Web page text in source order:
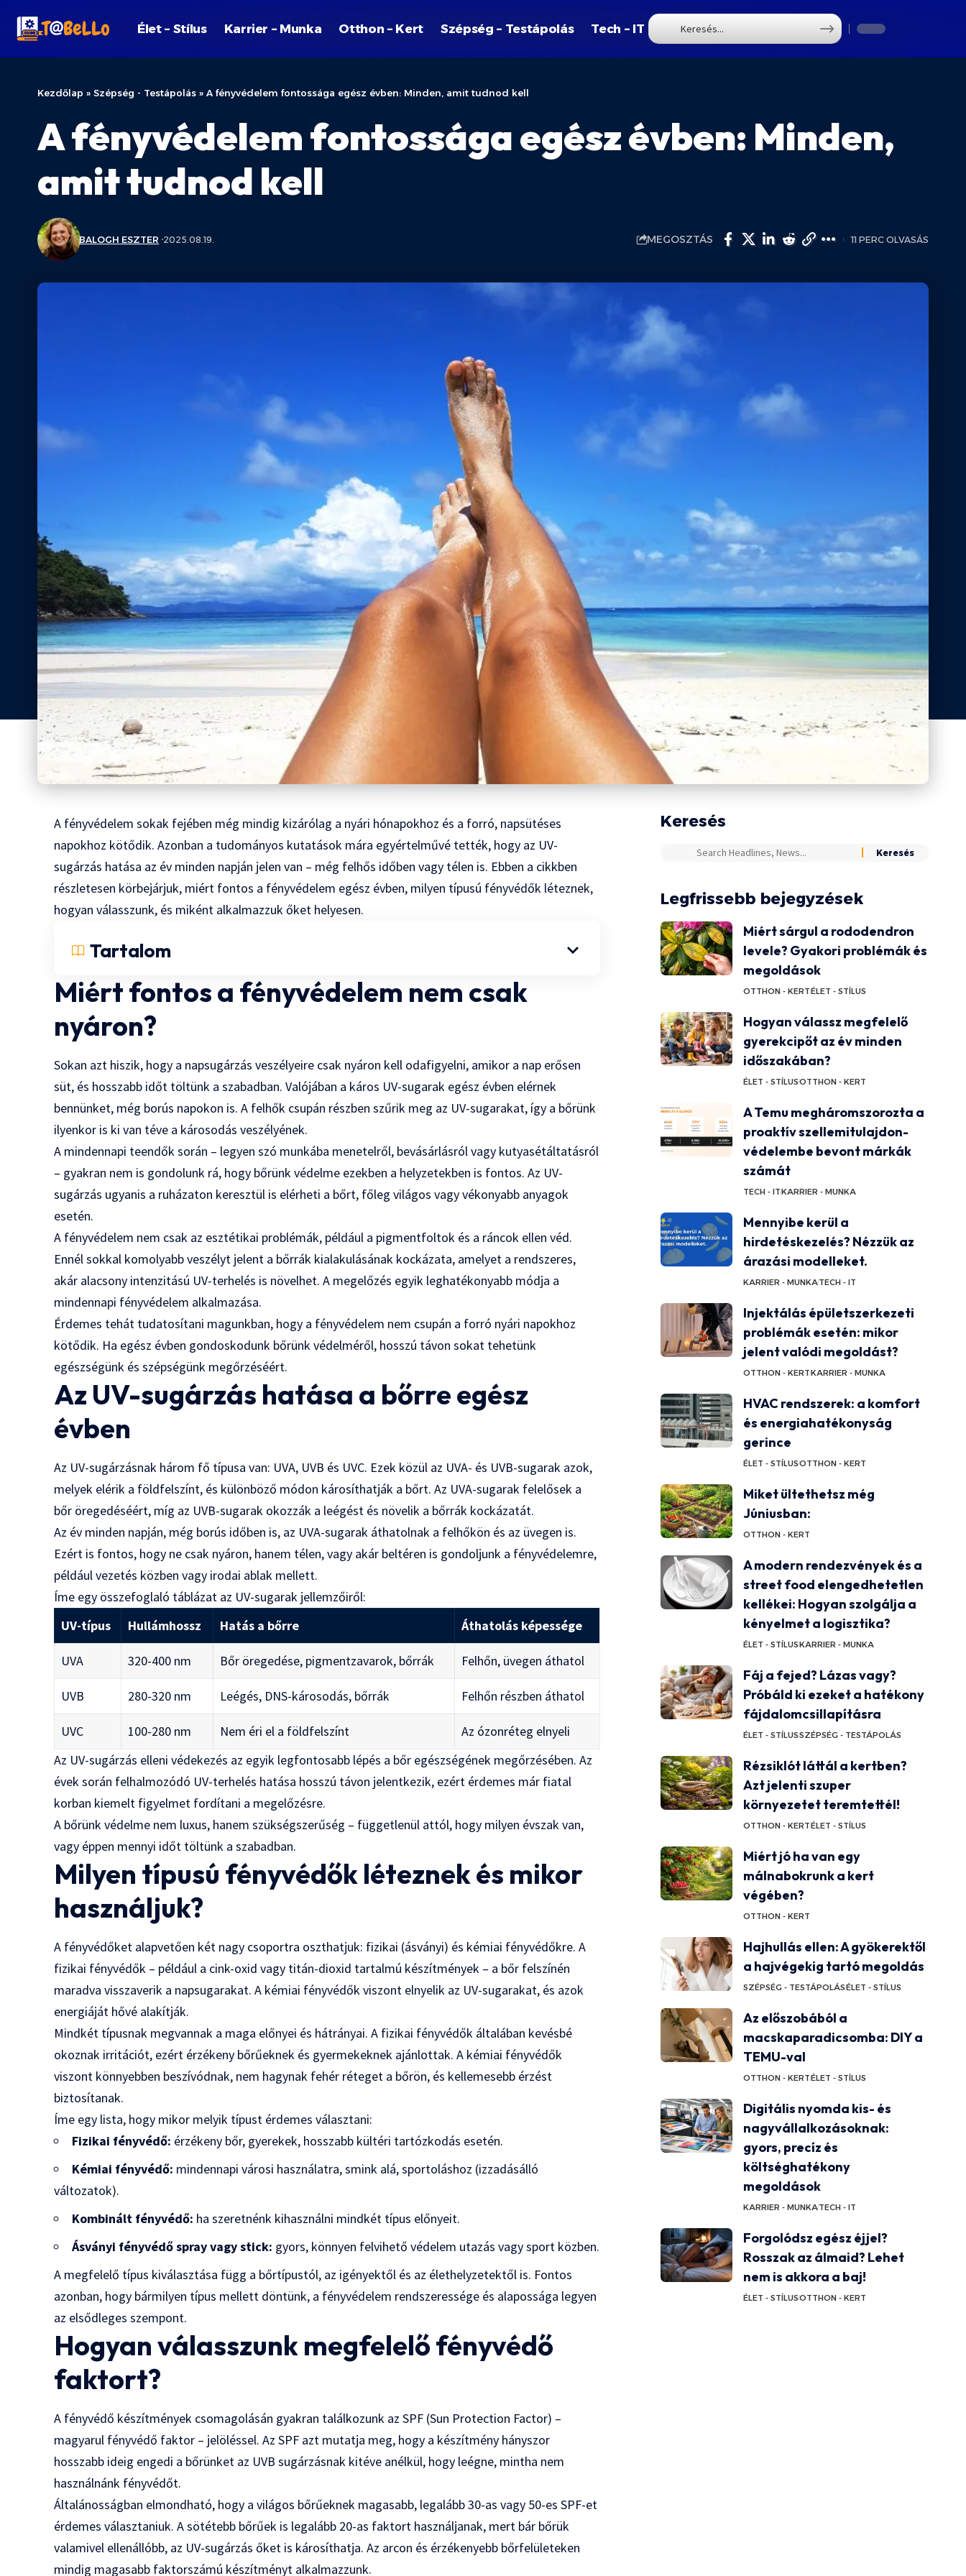
Élet – Stílus Karrier – Munka Otthon – Kert Szépség – Testápolás Tech – IT
Kezdőlap » Szépség - Testápolás » A fényvédelem fontossága egész évben: Minden, amit tudnod kell
A fényvédelem fontossága egész évben: Minden,
amit tudnod kell
BALOGH ESZTER 2025.08.19. MEGOSZTÁS 11 PERC OLVASÁS
A fényvédelem sokak fejében még mindig kizárólag a nyári hónapokhoz és a forró, napsütéses
napokhoz kötődik. Azonban a tudományos kutatások mára egyértelművé tették, hogy az UV-
sugárzás hatása az év minden napján jelen van – még felhős időben vagy télen is. Ebben a cikkben
részletesen körbejárjuk, miért fontos a fényvédelem egész évben, milyen típusú fényvédők léteznek,
hogyan válasszunk, és miként alkalmazzuk őket helyesen.
Tartalom
Miért fontos a fényvédelem nem csak
nyáron?
Sokan azt hiszik, hogy a napsugárzás veszélyeire csak nyáron kell odafigyelni, amikor a nap erősen
süt, és hosszabb időt töltünk a szabadban. Valójában a káros UV-sugarak egész évben elérnek
bennünket, még borús napokon is. A felhők csupán részben szűrik meg az UV-sugarakat, így a bőrünk
ilyenkor is ki van téve a károsodás veszélyének.
A mindennapi teendők során – legyen szó munkába menetelről, bevásárlásról vagy kutyasétáltatásról
– gyakran nem is gondolunk rá, hogy bőrünk védelme ezekben a helyzetekben is fontos. Az UV-
sugárzás ugyanis a ruházaton keresztül is elérheti a bőrt, főleg világos vagy vékonyabb anyagok
esetén.
A fényvédelem nem csak az esztétikai problémák, például a pigmentfoltok és a ráncok ellen véd.
Ennél sokkal komolyabb veszélyt jelent a bőrrák kialakulásának kockázata, amelyet a rendszeres,
akár alacsony intenzitású UV-terhelés is növelhet. A megelőzés egyik leghatékonyabb módja a
mindennapi fényvédelem alkalmazása.
Érdemes tehát tudatosítani magunkban, hogy a fényvédelem nem csupán a forró nyári napokhoz
kötődik. Ha egész évben gondoskodunk bőrünk védelméről, hosszú távon sokat tehetünk
egészségünk és szépségünk megőrzéséért.
Az UV-sugárzás hatása a bőrre egész
évben
Az UV-sugárzásnak három fő típusa van: UVA, UVB és UVC. Ezek közül az UVA- és UVB-sugarak azok,
melyek elérik a földfelszínt, és különböző módon károsíthatják a bőrt. Az UVA-sugarak felelősek a
bőr öregedéséért, míg az UVB-sugarak okozzák a leégést és növelik a bőrrák kockázatát.
Az év minden napján, még borús időben is, az UVA-sugarak áthatolnak a felhőkön és az üvegen is.
Ezért is fontos, hogy ne csak nyáron, hanem télen, vagy akár beltéren is gondoljunk a fényvédelemre,
például vezetés közben vagy irodai ablak mellett.
Íme egy összefoglaló táblázat az UV-sugarak jellemzőiről:
UV-típus
Hullámhossz Hatás a bőrre Áthatolás képessége
UVA 320-400 nm Bőr öregedése, pigmentzavarok, bőrrák Felhőn, üvegen áthatol
UVB 280-320 nm Leégés, DNS-károsodás, bőrrák Felhőn részben áthatol
UVC 100-280 nm Nem éri el a földfelszínt
Az ózonréteg elnyeli
Az UV-sugárzás elleni védekezés az egyik legfontosabb lépés a bőr egészségének megőrzésében. Az
évek során felhalmozódó UV-terhelés hatása hosszú távon jelentkezik, ezért érdemes már fiatal
korban kiemelt figyelmet fordítani a megelőzésre.
A bőrünk védelme nem luxus, hanem szükségszerűség – függetlenül attól, hogy milyen évszak van,
vagy éppen mennyi időt töltünk a szabadban.
Milyen típusú fényvédők léteznek és mikor
használjuk?
A fényvédőket alapvetően két nagy csoportra oszthatjuk: fizikai (ásványi) és kémiai fényvédőkre. A
fizikai fényvédők – például a cink-oxid vagy titán-dioxid tartalmú készítmények – a bőr felszínén
maradva visszaverik a napsugarakat. A kémiai fényvédők viszont elnyelik az UV-sugarakat, és azok
energiáját hővé alakítják.
Mindkét típusnak megvannak a maga előnyei és hátrányai. A fizikai fényvédők általában kevésbé
okoznak irritációt, ezért érzékeny bőrűeknek és gyermekeknek ajánlottak. A kémiai fényvédők
viszont könnyebben beszívódnak, nem hagynak fehér réteget a bőrön, és kellemesebb érzést
biztosítanak.
Íme egy lista, hogy mikor melyik típust érdemes választani:
Fizikai fényvédő: érzékeny bőr, gyerekek, hosszabb kültéri tartózkodás esetén.
Kémiai fényvédő: mindennapi városi használatra, smink alá, sportoláshoz (izzadásálló
változatok).
Kombinált fényvédő: ha szeretnénk kihasználni mindkét típus előnyeit.
Ásványi fényvédő spray vagy stick: gyors, könnyen felvihető védelem utazás vagy sport közben.
A megfelelő típus kiválasztása függ a bőrtípustól, az igényektől és az élethelyzetektől is. Fontos
azonban, hogy bármilyen típus mellett döntünk, a fényvédelem rendszeressége és alapossága legyen
az elsődleges szempont.
Hogyan válasszunk megfelelő fényvédő
faktort?
A fényvédő készítmények csomagolásán gyakran találkozunk az SPF (Sun Protection Factor) –
magyarul fényvédő faktor – jelöléssel. Az SPF azt mutatja meg, hogy a készítmény hányszor
hosszabb ideig engedi a bőrünket az UVB sugárzásnak kitéve anélkül, hogy leégne, mintha nem
használnánk fényvédőt.
Általánosságban elmondható, hogy a világos bőrűeknek magasabb, legalább 30-as vagy 50-es SPF-et
érdemes választaniuk. A sötétebb bőrűek is legalább 20-as faktort használjanak, mert bár bőrük
valamivel ellenállóbb, az UV-sugárzás őket is károsíthatja. Az arcon és érzékenyebb bőrfelületeken
mindig magasabb faktorszámú készítményt alkalmazzunk.
Keresés
Legfrissebb bejegyzések
Miért sárgul a rododendron
levele? Gyakori problémák és
megoldások
OTTHON - KERTÉLET - STÍLUS
Hogyan válassz megfelelő
gyerekcipőt az év minden
időszakában?
ÉLET - STÍLUSOTTHON - KERT
A Temu megháromszorozta a
proaktív szellemitulajdon-
védelembe bevont márkák
számát
TECH - ITKARRIER - MUNKA
Mennyibe kerül a
hirdetéskezelés? Nézzük az
árazási modelleket.
KARRIER - MUNKATECH - IT
Injektálás épületszerkezeti
problémák esetén: mikor
jelent valódi megoldást?
OTTHON - KERTKARRIER - MUNKA
HVAC rendszerek: a komfort
és energiahatékonyság
gerince
ÉLET - STÍLUSOTTHON - KERT
Miket ültethetsz még
Júniusban:
OTTHON - KERT
A modern rendezvények és a
street food elengedhetetlen
kellékei: Hogyan szolgálja a
kényelmet a logisztika?
ÉLET - STÍLUSKARRIER - MUNKA
Fáj a fejed? Lázas vagy?
Próbáld ki ezeket a hatékony
fájdalomcsillapításra
ÉLET - STÍLUSSZÉPSÉG - TESTÁPOLÁS
Rézsiklót láttál a kertben?
Azt jelenti szuper
környezetet teremtettél!
OTTHON - KERTÉLET - STÍLUS
Miért jó ha van egy
málnabokrunk a kert
végében?
OTTHON - KERT
Hajhullás ellen: A gyökerektől
a hajvégekig tartó megoldás
SZÉPSÉG - TESTÁPOLÁSÉLET - STÍLUS
Az előszobából a
macskaparadicsomba: DIY a
TEMU-val
OTTHON - KERTÉLET - STÍLUS
Digitális nyomda kis- és
nagyvállalkozásoknak:
gyors, precíz és
költséghatékony
megoldások
KARRIER - MUNKATECH - IT
Forgolódsz egész éjjel?
Rosszak az álmaid? Lehet
nem is akkora a baj!
ÉLET - STÍLUSOTTHON - KERT